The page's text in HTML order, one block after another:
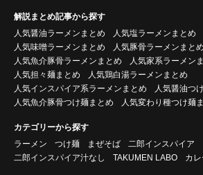
解説まとめ記事から探す
人気醤油ラーメンまとめ
人気塩ラーメンまとめ
人気味噌ラーメンまとめ
人気豚骨ラーメンまとめ
人気魚介豚骨ラーメンまとめ
人気家系ラーメン
人気担々麺まとめ
人気鶏白湯ラーメンまとめ
人気インスパイア系ラーメンまとめ
人気醤油つ
人気魚介豚骨つけ麺まとめ
人気変わり種つけ麺
カテゴリーから探す
ラーメン
つけ麺 まぜそば
二郎インスパイア
二郎インスパイア汁なし
TAKUMEN LABO カレ